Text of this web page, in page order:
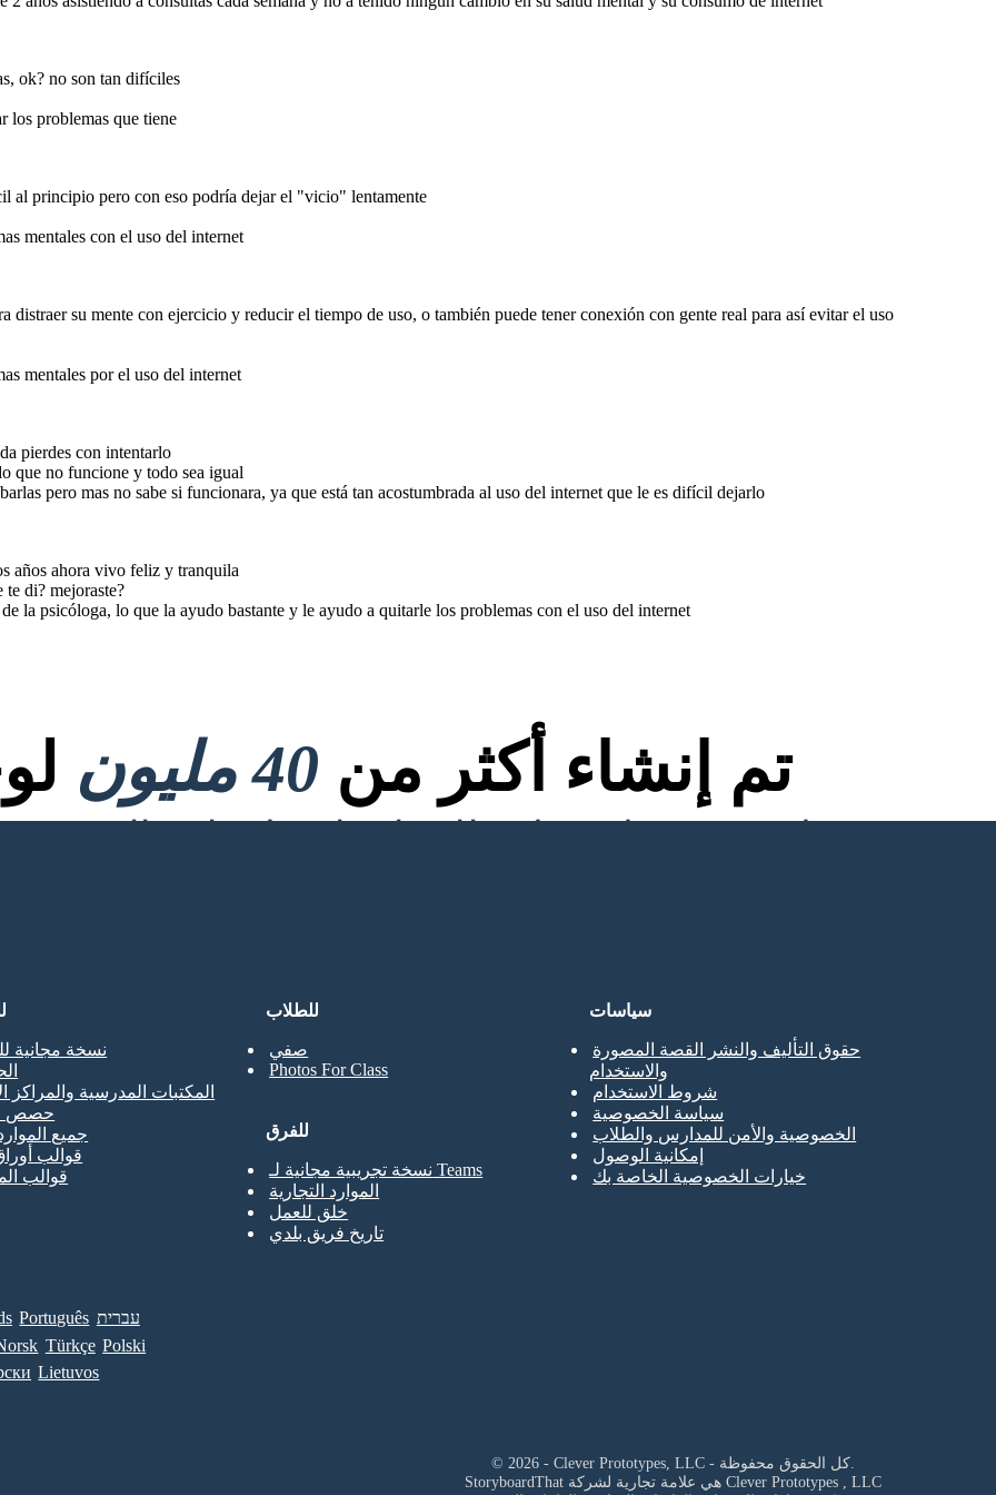
digital
la psicóloga, lo
con el uso del
ok? no son tan difíciles
los problemas que tiene
al principio pero con eso podría dejar el "vicio" lentamente
mentales con el uso del internet
distraer su mente con ejercicio y reducir el tiempo de uso, o también puede tener conexión con gente real para así evitar el uso
mentales por el uso del internet
pierdes con intentarlo
que no funcione y todo sea igual
pero mas no sabe si funcionara, ya que está tan acostumbrada al uso del internet que le es difícil dejarlo
años ahora vivo feliz y tranquila
te di? mejoraste?
la psicóloga, lo que la ayudo bastante y le ayudo a quitarle los problemas con el uso del internet
تم إنشاء أكثر من 40 مليون
لا توجد تنزيلات ولا بطاقة ائتمان ولا حاجة إلى تسجيل الدخول للمحاولة!
للطلاب
صفي
Photos For Class
نسخة مجانية
المكتبات المدرسية والمراكز
حصص
جميع
قوالب
قوالب
للفرق
نسخة تجريبية مجانية لـ Teams
الموارد التجارية
خلق للعمل
تاريخ فريق بلدي
سياسات
حقوق التأليف والنشر القصة المصورة
والاستخدام
شروط الاستخدام
سياسة الخصوصية
الخصوصية والأمن للمدارس والطلاب
إمكانية الوصول
خيارات الخصوصية الخاصة بك
Português עברית
Türkçe Polski
Lietuvos
Clever Prototypes , LLC